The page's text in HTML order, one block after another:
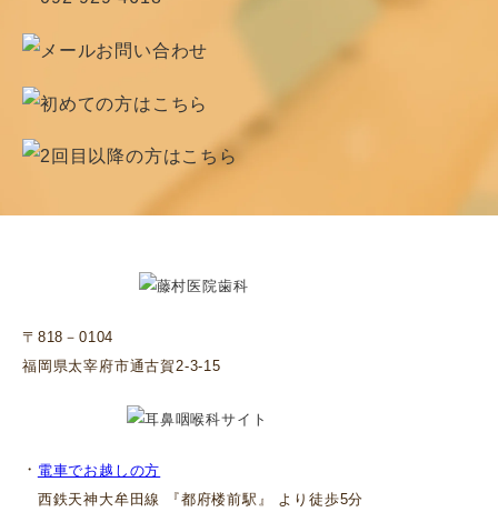
〒818－0104
福岡県太宰府市通古賀2-3-15
・ 電車でお越しの方
西鉄天神大牟田線 『都府楼前駅』 より徒歩5分